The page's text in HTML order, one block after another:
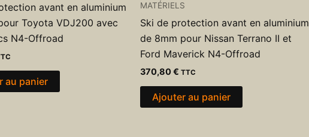
avant en aluminium
Toyota VDJ200 avec
N4-Offroad
au panier
MATÉRIELS
Ski de protection avant en aluminium
de 8mm pour Nissan Terrano II et
Ford Maverick N4-Offroad
370,80€ TTC
Ajouter au panier